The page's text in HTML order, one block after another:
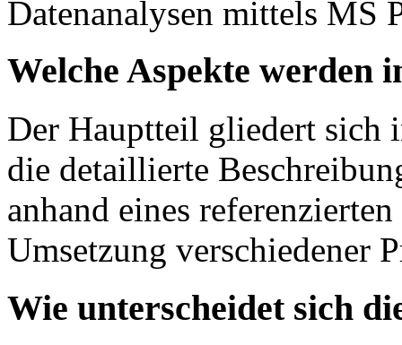
Datenanalysen mittels MS
Welche Aspekte werden
Der Hauptteil gliedert sich
die detaillierte
anhand eines
Umsetzung verschiedener
Wie unterscheidet sich